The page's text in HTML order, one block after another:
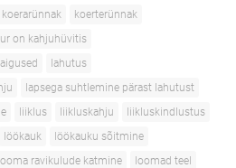
koerarünnak
koerterünnak
on kahjuhüvitis
lahutus
lapsega suhtlemine pärast lahutust
liiklus liikluskahju
liikluskindlustus
löökauk
löökauku sõitmine
looma ravikulude katmine
loomad teel